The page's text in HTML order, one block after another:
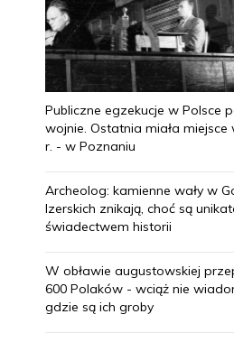
Publiczne egzekucje w Polsce
wojnie. Ostatnia miała miejsce
r. - w Poznaniu
Archeolog: kamienne wały w
Izerskich znikają, choć są
świadectwem historii
W obławie augustowskiej
600 Polaków - wciąż nie
gdzie są ich groby